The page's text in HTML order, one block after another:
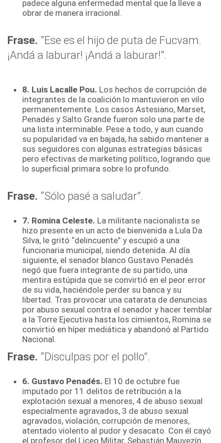
padece alguna enfermedad mental que la lleve a
obrar de manera irracional.
Frase. “Ese es el hijo de puta de Fucvam.
¡Andá a laburar! ¡Andá a laburar!”.
8. Luis Lacalle Pou. Los hechos de corrupción de
integrantes de la coalición lo mantuvieron en vilo
permanentemente. Los casos Astesiano, Marset,
Penadés y Salto Grande fueron solo una parte de
una lista interminable. Pese a todo, y aun cuando
su popularidad va en bajada, ha sabido mantener a
sus seguidores con algunas estrategias básicas
pero efectivas de marketing político, logrando que
lo superficial primara sobre lo profundo.
Frase. “Sólo pasé a saludar”.
7. Romina Celeste. La militante nacionalista se
hizo presente en un acto de bienvenida a Lula Da
Silva, le gritó “delincuente” y escupió a una
funcionaria municipal, siendo detenida. Al día
siguiente, el senador blanco Gustavo Penadés
negó que fuera integrante de su partido, una
mentira estúpida que se convirtió en el peor error
de su vida, haciéndole perder su banca y su
libertad. Tras provocar una catarata de denuncias
por abuso sexual contra el senador y hacer temblar
a la Torre Ejecutiva hasta los cimientos, Romina se
convirtió en híper mediática y abandonó al Partido
Nacional.
Frase. “Disculpas por el pollo”.
6. Gustavo Penadés. El 10 de octubre fue
imputado por 11 delitos de retribución a la
explotación sexual a menores, 4 de abuso sexual
especialmente agravados, 3 de abuso sexual
agravados, violación, corrupción de menores,
atentado violento al pudor y desacato. Con él cayó
el profesor del Liceo Militar, Sebastián Mauvezín.